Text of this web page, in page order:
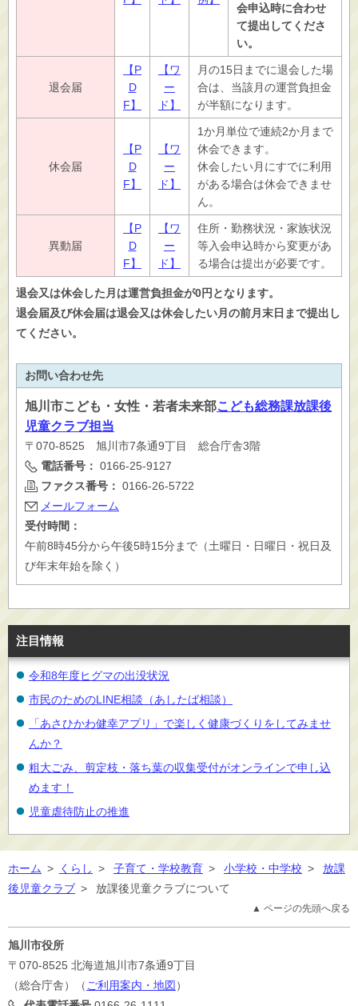
会申込時に合わせ
て提出してくださ
い。
退会届
【P
D
F】
【ワ
ー
ド】
月の15日までに退会した場
合は、当該月の運営負担金
が半額になります。
休会届
【P
D
F】
【ワ
ー
ド】
1か月単位で連続2か月まで
休会できます。
休会したい月にすでに利用
がある場合は休会できませ
ん。
異動届
【P
D
F】
【ワ
ー
ド】
住所・勤務状況・家族状況
等入会申込時から変更があ
る場合は提出が必要です。
退会又は休会した月は運営負担金が0円となります。
退会届及び休会届は退会又は休会したい月の前月末日まで提出し
てください。
お問い合わせ先
旭川市こども・女性・若者未来部こども総務課放課後
児童クラブ担当
〒070-8525 旭川市7条通9丁目 総合庁舎3階
電話番号： 0166-25-9127
ファクス番号： 0166-26-5722
メールフォーム
受付時間：
午前8時45分から午後5時15分まで（土曜日・日曜日・祝日及
び年末年始を除く）
注目情報
令和8年度ヒグマの出没状況
市民のためのLINE相談（あしたば相談）
「あさひかわ健幸アプリ」で楽しく健康づくりをしてみませ
んか？
粗大ごみ、剪定枝・落ち葉の収集受付がオンラインで申し込
めます！
児童虐待防止の推進
ホーム > くらし > 子育て・学校教育 > 小学校・中学校 >
放課
後児童クラブ > 放課後児童クラブについて
▲ ページの先頭へ戻る
旭川市役所
〒070-8525 北海道旭川市7条通9丁目
（総合庁舎）（ ご利用案内・地図 ）